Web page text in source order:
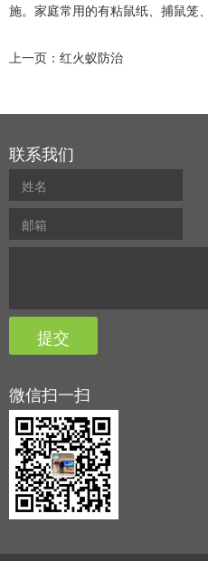
施。家庭常用的有粘鼠纸、捕鼠笼
上一页： 红火蚁防治
联系我们
微信扫一扫